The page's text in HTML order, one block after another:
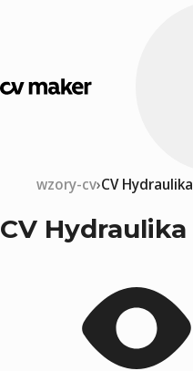
wzory-cv CV Hydraulika
CV Hydraulika